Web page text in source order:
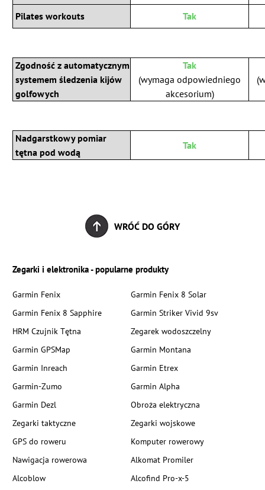
Pilates workouts
Tak
Zgodność z automatycznym
systemem śledzenia kijów
golfowych
Tak
(wymaga odpowiedniego
akcesorium)
Nadgarstkowy pomiar
tętna pod wodą
Tak
WRÓĆ DO GÓRY
Zegarki i elektronika - popularne produkty
Garmin Fenix
Garmin Fenix 8 Solar
Garmin Fenix 8 Sapphire
Garmin Striker Vivid 9sv
HRM Czujnik Tętna
Zegarek wodoszczelny
Garmin GPSMap
Garmin Montana
Garmin Inreach
Garmin Etrex
Garmin-Zumo
Garmin Alpha
Garmin Dezl
Obroża elektryczna
Zegarki taktyczne
Zegarki wojskowe
GPS do roweru
Komputer rowerowy
Nawigacja rowerowa
Alkomat Promiler
Alcoblow
Alcofind Pro-x-5